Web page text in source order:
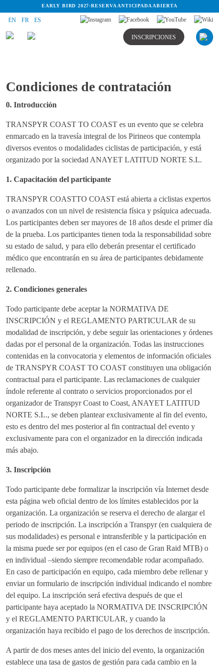
EARLY BIRD 2027·RESERVA ANTICIPADA ABIERTA
EN FR ES
INSCRIPCIONES
Condiciones de contratación
0. Introducción
TRANSPYR COAST TO COAST es un evento que se celebra
enmarcado en la travesía integral de los Pirineos que contempla
diversos eventos o modalidades ciclistas de participación, y está
organizado por la sociedad ANAYET LATITUD NORTE S.L.
1. Capacitación del participante
TRANSPYR COASTTO COAST está abierta a ciclistas expertos
o avanzados con un nivel de resistencia física y psíquica adecuada.
Los participantes deben ser mayores de 18 años desde el primer día
de la prueba. Los participantes tienen toda la responsabilidad sobre
su estado de salud, y para ello deberán presentar el certificado
médico que encontrarán en su área de participantes debidamente
rellenado.
2. Condiciones generales
Todo participante debe aceptar la NORMATIVA DE
INSCRIPCIÓN y el REGLAMENTO PARTICULAR de su
modalidad de inscripción, y debe seguir las orientaciones y órdenes
dadas por el personal de la organización. Todas las instrucciones
contenidas en la convocatoria y elementos de información oficiales
de TRANSPYR COAST TO COAST constituyen una obligación
contractual para el participante. Las reclamaciones de cualquier
índole referente al contrato o servicios proporcionados por el
organizador de Transpyr Coast to Coast, ANAYET LATITUD
NORTE S.L., se deben plantear exclusivamente al fin del evento,
esto es dentro del mes posterior al fin contractual del evento y
exclusivamente para con el organizador en la dirección indicada
más abajo.
3. Inscripción
Todo participante debe formalizar la inscripción vía Internet desde
esta página web oficial dentro de los límites establecidos por la
organización. La organización se reserva el derecho de alargar el
periodo de inscripción. La inscripción a Transpyr (en cualquiera de
sus modalidades) es personal e intransferible y la participación en
la misma puede ser por equipos (en el caso de Gran Raid MTB) o
en individual –siendo siempre recomendable rodar acompañado.
En caso de participación en equipo, cada miembro debe rellenar y
enviar un formulario de inscripción individual indicando el nombre
del equipo. La inscripción será efectiva después de que el
participante haya aceptado la NORMATIVA DE INSCRIPCIÓN
y el REGLAMENTO PARTICULAR, y cuando la
organización haya recibido el pago de los derechos de inscripción.
A partir de dos meses antes del inicio del evento, la organización
establece una tasa de gastos de gestión para cada cambio en la